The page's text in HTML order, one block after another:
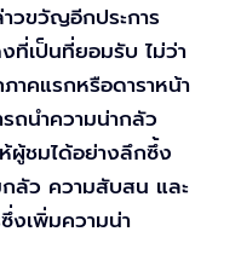
วขวัญอีกประการ
เป็นที่ยอมรับ ไม่ว่า
าคแรกหรือดาราหน้า
รถนำความน่ากลัว
ผู้ชมได้อย่างลึกซึ้ง
กลัว ความสับสน และ
งเพิ่มความน่า